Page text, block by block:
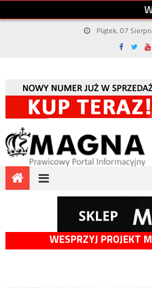
Piątek, 07
WESPRZYJ PROJEKT